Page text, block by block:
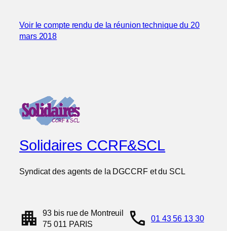
Voir le compte rendu de la réunion technique du 20
mars 2018
Solidaires CCRF&SCL
Syndicat des agents de la DGCCRF et du SCL
apartment
93 bis rue de Montreuil
75 011 PARIS
call 01 43 56 13 30